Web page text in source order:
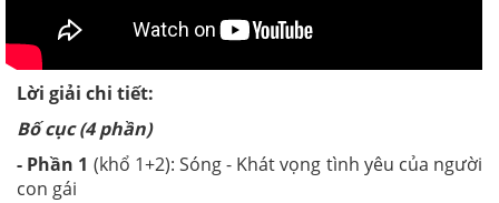
Lời giải chi tiết:
Bố cục (4 phần)
- Phần 1 (khổ 1+2): Sóng - Khát vọng tình yêu của người
con gái